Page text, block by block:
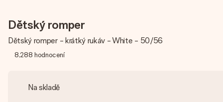
Dětský romper
Dětský romper - krátký rukáv - White - 50/56
8,288 hodnocení
Na skladě